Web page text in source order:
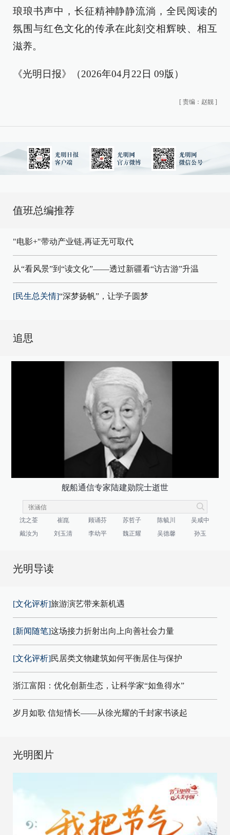
琅琅书声中，长征精神静静流淌，全民阅读的
氛围与红色文化的传承在此刻交相辉映、相互
滋养。
《光明日报》（2026年04月22日 09版）
[ 责编：赵靓 ]
值班总编推荐
"电影+"带动产业链,再证无可取代
从“看风景”到“读文化”——透过新疆看“访古游”升温
[民生总关情]“深梦扬帆”，让学子圆梦
追思
舰船通信专家陆建勋院士逝世
沈之荃 崔崑 顾诵芬 苏哲子 陈毓川
吴咸中
戴汝为
刘玉清 李幼平 魏正耀 吴德馨 孙玉
光明导读
[文化评析]旅游演艺带来新机遇
[新闻随笔]这场接力折射出向上向善社会力量
[文化评析]民居类文物建筑如何平衡居住与保护
浙江富阳：优化创新生态，让科学家“如鱼得水”
岁月如歌 信短情长——从徐光耀的千封家书谈起
光明图片